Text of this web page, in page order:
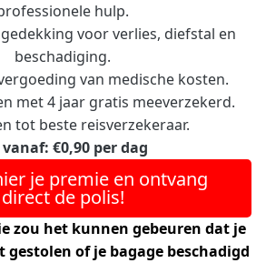
hulp.
voor verlies, diefstal en
beschadiging.
van medische kosten.
met 4 jaar gratis meeverzekerd.
tot beste reisverzekeraar.
€0,90 per dag
je premie en ontvang
direct de polis!
zou het kunnen gebeuren dat je
of je bagage beschadigd